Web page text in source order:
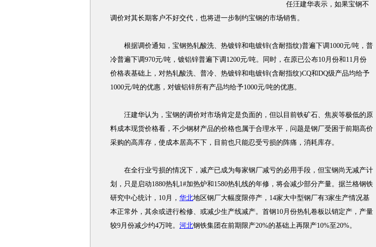
任汪建华表示，如果宝钢不
调价对其长期客户不好交代，也将进一步制约宝钢的市场销售。
根据调价通知，宝钢热轧酸洗、热镀锌和电镀锌(含耐指纹)普遍下调1000元/吨，普
冷普遍下调970元/吨，镀铝锌普遍下调1200元/吨。同时，在原已公布10月份和11月份
价格表基础上，对热轧酸洗、普冷、热镀锌和电镀锌(含耐指纹)CQ和DQ级产品均给予
1000元/吨的优惠，对镀铝锌所有产品均给予1000元/吨的优惠。
汪建华认为，宝钢的调价对市场肯定是负面的，但以目前铁矿石、焦炭等极低的原
料成本现货价格看，不少钢材产品的价格也属于合理水平，问题是钢厂受困于前期高价
采购的高库存，使成本居高不下，目前也只能忍受亏损的阵痛，消耗库存。
在全行业亏损的情况下，减产已成为每家钢厂减亏的必用手段，但宝钢尚无减产计
划，只是启动1880热轧1#加热炉和1580热轧线的年修，将会减少部分产量。据兰格钢铁
研究中心统计，10月， 华北地区钢厂大幅度限停产，14家大中型钢厂有3家生产情况基
本正常外，其余或进行检修、或减少生产线减产。首钢10月份热轧卷板以销定产，产量
较9月份减少约4万吨。 河北钢铁集团在前期限产20%的基础上再限产10%至20%。